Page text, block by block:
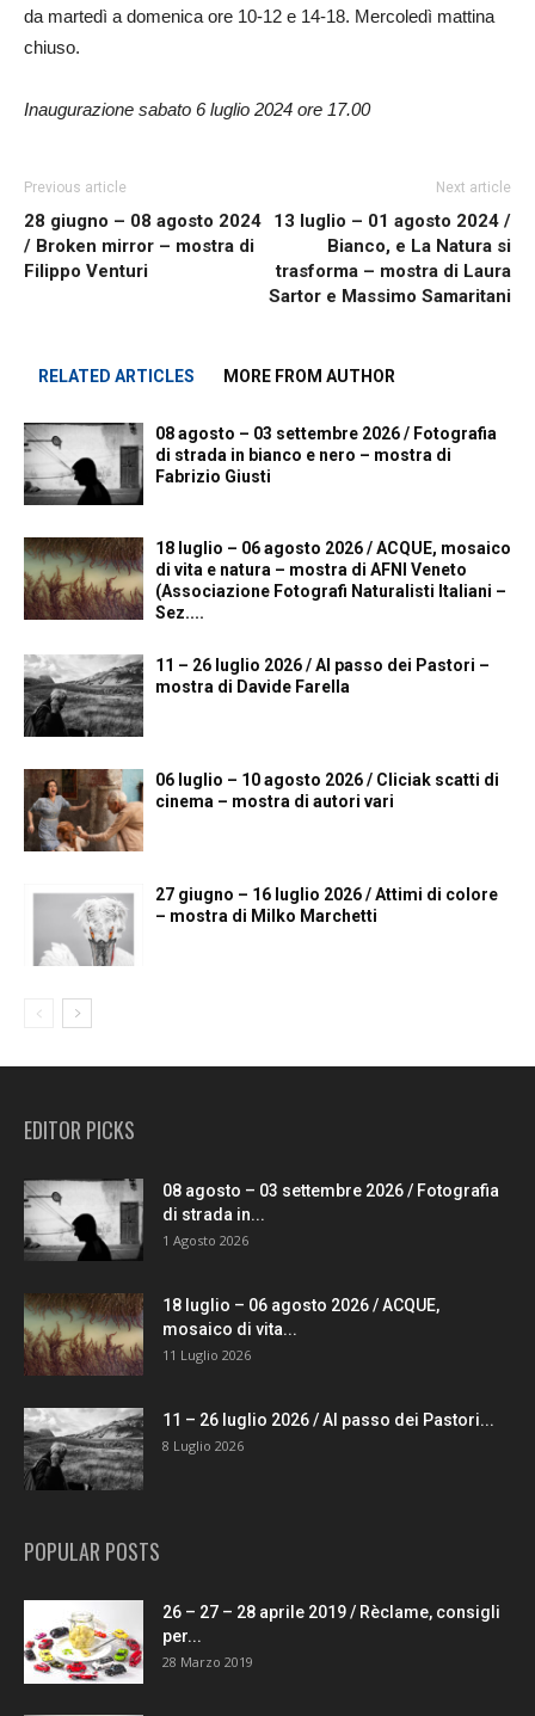
da martedì a domenica ore 10-12 e 14-18. Mercoledì mattina
chiuso.
Inaugurazione sabato 6 luglio 2024 ore 17.00
Previous article
28 giugno – 08 agosto 2024
/ Broken mirror – mostra di
Filippo Venturi
Next article
13 luglio – 01 agosto 2024 /
Bianco, e La Natura si
trasforma – mostra di Laura
Sartor e Massimo Samaritani
RELATED ARTICLES MORE FROM AUTHOR
08 agosto – 03 settembre 2026 / Fotografia
di strada in bianco e nero – mostra di
Fabrizio Giusti
18 luglio – 06 agosto 2026 / ACQUE, mosaico
di vita e natura – mostra di AFNI Veneto
(Associazione Fotografi Naturalisti Italiani –
Sez....
11 – 26 luglio 2026 / Al passo dei Pastori –
mostra di Davide Farella
06 luglio – 10 agosto 2026 / Cliciak scatti di
cinema – mostra di autori vari
27 giugno – 16 luglio 2026 / Attimi di colore
– mostra di Milko Marchetti
EDITOR PICKS
08 agosto – 03 settembre 2026 / Fotografia
di strada in...
1 Agosto 2026
18 luglio – 06 agosto 2026 / ACQUE,
mosaico di vita...
11 Luglio 2026
11 – 26 luglio 2026 / Al passo dei Pastori...
8 Luglio 2026
POPULAR POSTS
26 – 27 – 28 aprile 2019 / Rèclame, consigli
per...
28 Marzo 2019